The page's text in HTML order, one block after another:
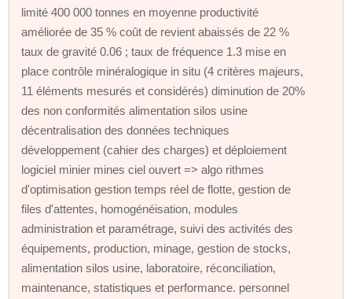
limité 400 000 tonnes en moyenne productivité
améliorée de 35 % coût de revient abaissés de 22 %
taux de gravité 0.06 ; taux de fréquence 1.3 mise en
place contrôle minéralogique in situ (4 critères majeurs,
11 éléments mesurés et considérés) diminution de 20%
des non conformités alimentation silos usine
décentralisation des données techniques
développement (cahier des charges) et déploiement
logiciel minier mines ciel ouvert => algo rithmes
d'optimisation gestion temps réel de flotte, gestion de
files d'attentes, homogénéisation, modules
administration et paramétrage, suivi des activités des
équipements, production, minage, gestion de stocks,
alimentation silos usine, laboratoire, réconciliation,
maintenance, statistiques et performance. personnel